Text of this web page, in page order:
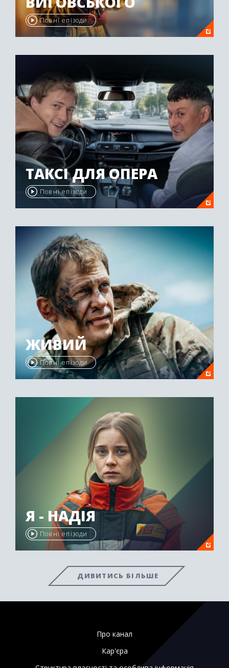
Повні епізоди
ТАКСІ ДЛЯ ОПЕРА
Повні епізоди
ЖИВИЙ
Повні епізоди
Я - НАДІЯ
Повні епізоди
ДИВИТИСЬ БІЛЬШЕ
Про канал
Кар'єра